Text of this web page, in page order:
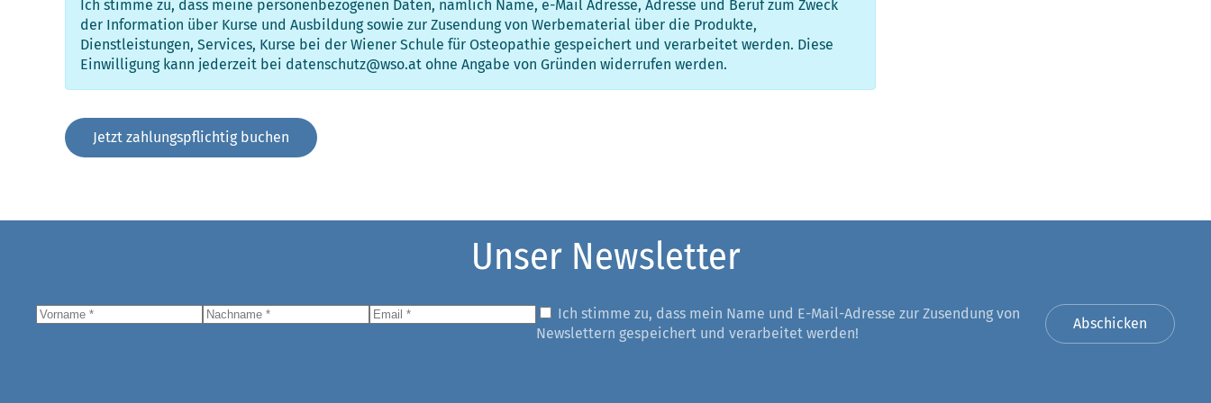
Ich stimme zu, dass meine personenbezogenen Daten, nämlich Name, e-Mail Adresse, Adresse und Beruf zum Zweck
der Information über Kurse und Ausbildung sowie zur Zusendung von Werbematerial über die Produkte,
Dienstleistungen, Services, Kurse bei der Wiener Schule für Osteopathie gespeichert und verarbeitet werden. Diese
Einwilligung kann jederzeit bei datenschutz@wso.at ohne Angabe von Gründen widerrufen werden.
Unser Newsletter
Ich stimme zu, dass mein Name und E-Mail-Adresse zur Zusendung von
Newslettern gespeichert und verarbeitet werden!
Abschicken